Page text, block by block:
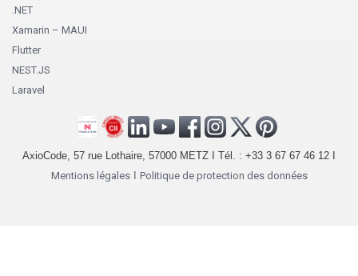
.NET
Xamarin – MAUI
Flutter
NEST.JS
Laravel
AxioCode, 57 rue Lothaire, 57000 METZ I Tél. : +33 3 67 67 46 12 I
Mentions légalesI Politique de protection des données